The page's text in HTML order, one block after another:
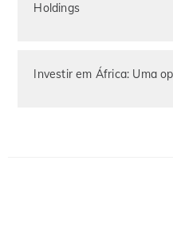
Holdings
Investir em África: Uma